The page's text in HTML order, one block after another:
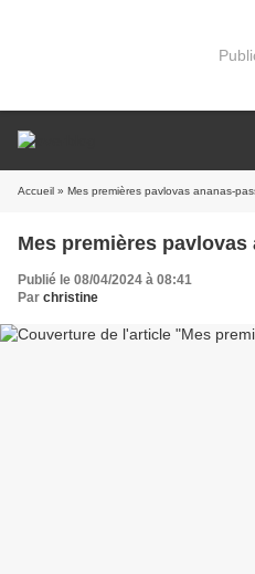
Accueil » Mes premières pavlovas ananas-
Mes premières pavlovas
Publié le 08/04/2024 à 08:41
Par christine